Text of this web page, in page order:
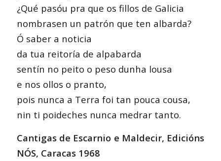
¿Qué pasóu pra que os fillos de Galicia
nombrasen un patrón que ten albarda?
Ó saber a noticia
da tua reitoría de alpabarda
sentín no peito o peso dunha lousa
e nos ollos o pranto,
pois nunca a Terra foi tan pouca cousa,
nin ti poideches nunca medrar tanto.
Cantigas de Escarnio e Maldecir, Edicións
NÓS, Caracas 1968